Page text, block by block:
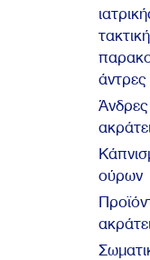
άντρες
Άνδρες
ούρων